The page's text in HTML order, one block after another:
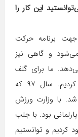
این کار را
برنامه حرکت
و گاهی نیز
ما برای گلف
ردیفی را در بودجه کل کشور پیش‌بینی کردیم. سال ۹۷ که
با وزارت ورزش
بود. با جلب
کردیم و توانستیم